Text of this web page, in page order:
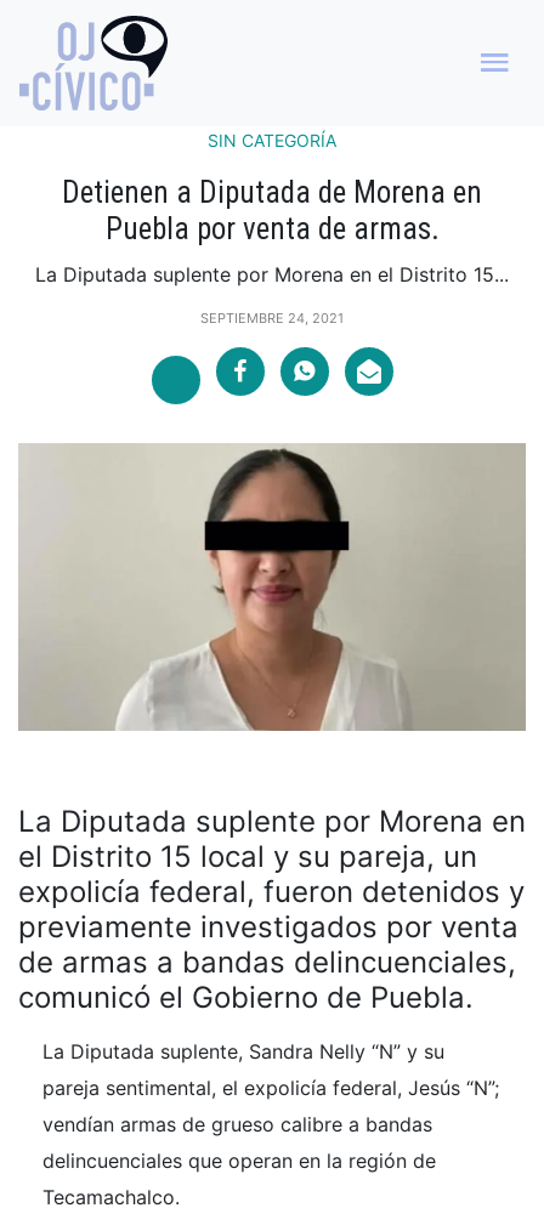
SIN CATEGORÍA
Detienen a Diputada de Morena en
Puebla por venta de armas.
La Diputada suplente por Morena en el Distrito 15...
SEPTIEMBRE 24, 2021
La Diputada suplente por Morena en
el Distrito 15 local y su pareja, un
expolicía federal, fueron detenidos y
previamente investigados por venta
de armas a bandas delincuenciales,
comunicó el Gobierno de Puebla.
La Diputada suplente, Sandra Nelly “N” y su
pareja sentimental, el expolicía federal, Jesús “N”;
vendían armas de grueso calibre a bandas
delincuenciales que operan en la región de
Tecamachalco.